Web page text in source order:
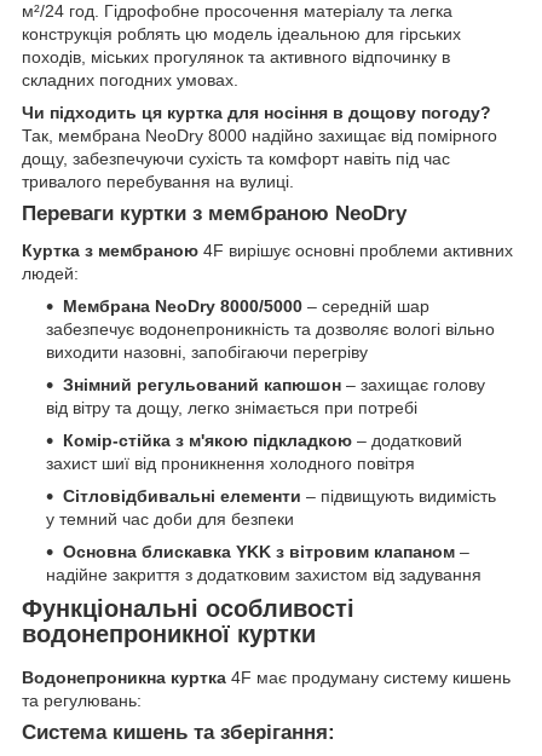
м²/24 год. Гідрофобне просочення матеріалу та легка
конструкція роблять цю модель ідеальною для гірських
походів, міських прогулянок та активного відпочинку в
складних погодних умовах.
Чи підходить ця куртка для носіння в дощову погоду?
Так, мембрана NeoDry 8000 надійно захищає від помірного
дощу, забезпечуючи сухість та комфорт навіть під час
тривалого перебування на вулиці.
Переваги куртки з мембраною NeoDry
Куртка з мембраною 4F вирішує основні проблеми активних
людей:
Мембрана NeoDry 8000/5000 – середній шар
забезпечує водонепроникність та дозволяє вологі вільно
виходити назовні, запобігаючи перегріву
Знімний регульований капюшон – захищає голову
від вітру та дощу, легко знімається при потребі
Комір-стійка з м'якою підкладкою – додатковий
захист шиї від проникнення холодного повітря
Сітловідбивальні елементи – підвищують видимість
у темний час доби для безпеки
Основна блискавка YKK з вітровим клапаном –
надійне закриття з додатковим захистом від задування
Функціональні особливості
водонепроникної куртки
Водонепроникна куртка 4F має продуману систему кишень
та регулювань:
Система кишень та зберігання: